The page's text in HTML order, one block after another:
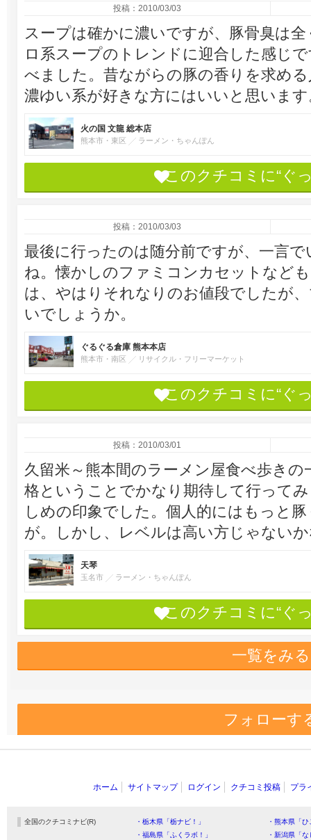
投稿：2010/03/03
スープは確かに濃いですが、豚骨臭は
ロ系スープのトレンドに迎合した感じ
べました。昔ながらの豚の香りを求め
濃ゆい系が好きな方にはいいと思います
火の国 文龍 総本店
熊本市・東区 ラーメン・ちゃんぽん
このクチコミに“ぐ
投稿：2010/03/03
最後に行ったのは随分前ですが、一言
ね。懐かしのファミコンカセットなど
は、やはりそれなりのお値段でしたが
いでしょうか。
ぐるぐる倉庫 熊本本店
熊本市・南区 リサイクル・フリーマーケット
このクチコミに“ぐ
投稿：2010/03/01
久留米～熊本間のラーメン屋食べ歩き
格ということでかなり期待して行って
しめの印象でした。個人的にはもっと
が。しかし、レベルは高い方じゃない
天琴
玉名市 ラーメン・ちゃんぽん
このクチコミに“ぐ
一覧をみる
フォローす
ホーム サイトマップ ログイン クチコミ投稿 プラ
全国のクチコミナビ(R) ・栃木県「栃ナビ！」
・熊本県「
・福島県「ふくラボ！」
・新潟県「